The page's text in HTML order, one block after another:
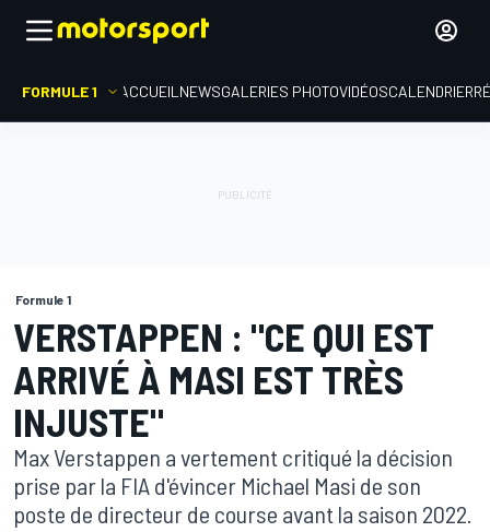
FORMULE 1 ACCUEIL NEWSGALERIES PHOTOVIDÉOSCALENDRIER
Formule 1
VERSTAPPEN : "CE QUI EST
ARRIVÉ À MASI EST TRÈS
INJUSTE"
Max Verstappen a vertement critiqué la décision
prise par la FIA d'évincer Michael Masi de son
poste de directeur de course avant la saison 2022.